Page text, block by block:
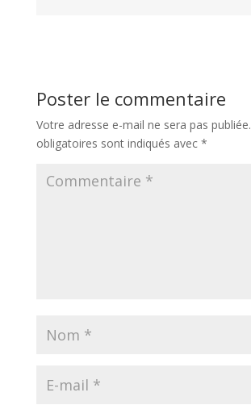
Poster le commentaire
Votre adresse e-mail ne sera pas publiée.
obligatoires sont indiqués avec *